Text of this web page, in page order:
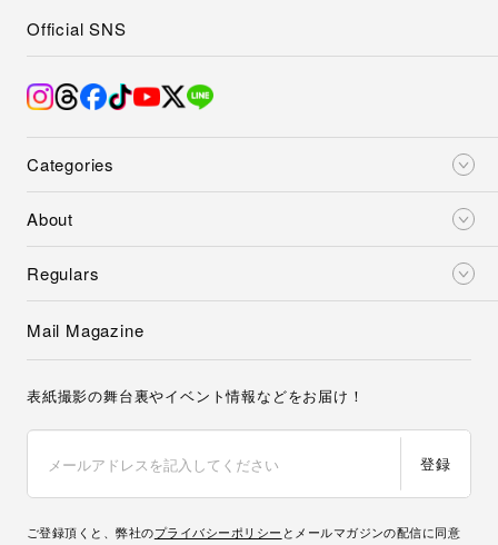
Categories
About
Regulars
Official SNS
Mail Magazine
表紙撮影の舞台裏やイベント情報などをお届け！
登録
ご登録頂くと、弊社のプライバシーポリシー とメールマガジンの配信に同意